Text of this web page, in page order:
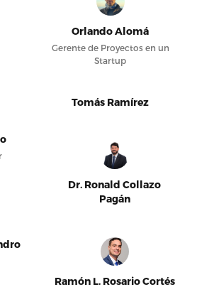
Orlando Alomá
Gerente de Proyectos en un
Startup
Tomás Ramírez
Dr. Ronald Collazo
Pagán
Ramón L. Rosario Cortés